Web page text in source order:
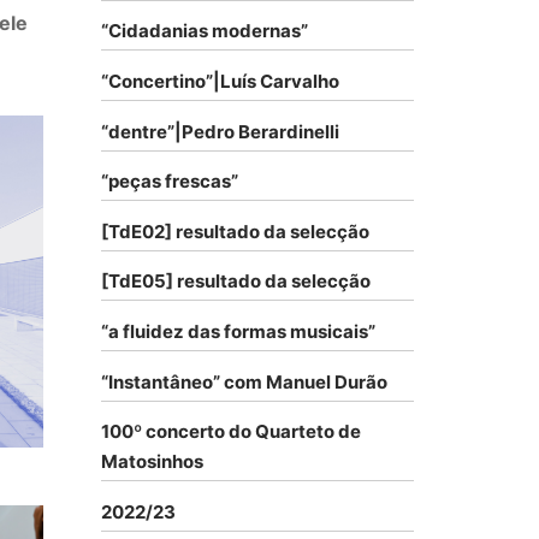
“Cidadanias modernas”
“Concertino”|Luís Carvalho
“dentre”|Pedro Berardinelli
“peças frescas”
[TdE02] resultado da selecção
[TdE05] resultado da selecção
“a fluidez das formas musicais”
“Instantâneo” com Manuel Durão
100º concerto do Quarteto de
Matosinhos
2022/23